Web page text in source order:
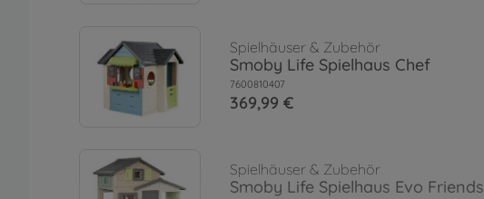
Spielhäuser & Zubehör
Smoby Life Spielhaus Chef
7600810407
369,99 €
Spielhäuser & Zubehör
Smoby Life Spielhaus Evo Friends